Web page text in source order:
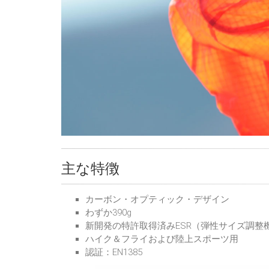
主な特徴
カーボン・オプティック・デザイン
わずか390g
新開発の特許取得済みESR（弾性サイズ調整
ハイク＆フライおよび陸上スポーツ用
認証：EN1385